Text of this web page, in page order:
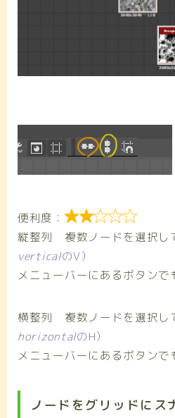
便利度： 
縦整列 複数ノードを選択し
verticalのV）
メニューバーにあるボタンで
横整列 複数ノードを選択し
horizontalのH）
メニューバーにあるボタンで
ノードをグリッドにス